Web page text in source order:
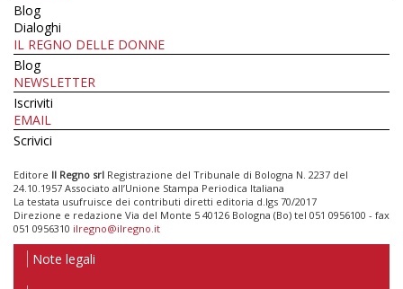
Blog
Dialoghi
IL REGNO DELLE DONNE
Blog
NEWSLETTER
Iscriviti
EMAIL
Scrivici
Editore Il Regno srl Registrazione del Tribunale di Bologna N. 2237 del
24.10.1957 Associato all’Unione Stampa Periodica Italiana
La testata usufruisce dei contributi diretti editoria d.lgs 70/2017
Direzione e redazione Via del Monte 5 40126 Bologna (Bo) tel 051 0956100 - fax
051 0956310 ilregno@ilregno.it
Note legali